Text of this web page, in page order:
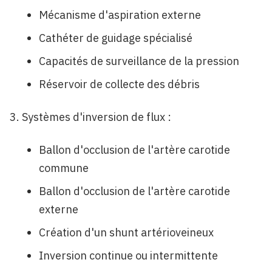
Mécanisme d'aspiration externe
Cathéter de guidage spécialisé
Capacités de surveillance de la pression
Réservoir de collecte des débris
Systèmes d'inversion de flux :
Ballon d'occlusion de l'artère carotide
commune
Ballon d'occlusion de l'artère carotide
externe
Création d'un shunt artérioveineux
Inversion continue ou intermittente